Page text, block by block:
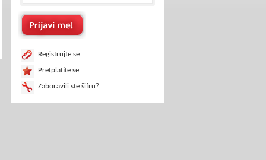
Registrujte se
Pretplatite se
Zaboravili ste šifru?